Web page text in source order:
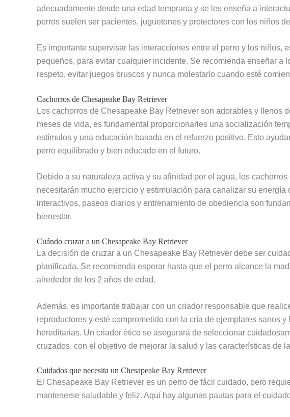
adecuadamente desde una edad temprana y se les enseña a
perros suelen ser pacientes, juguetones y protectores con los niños
Es importante supervisar las interacciones entre el perro y los niños,
pequeños, para evitar cualquier incidente. Se recomienda enseñar a
respeto, evitar juegos bruscos y nunca molestarlo cuando esté
Cachorros de Chesapeake Bay Retriever
Los cachorros de Chesapeake Bay Retriever son adorables y llenos
meses de vida, es fundamental proporcionarles una socialización
estímulos y una educación basada en el refuerzo positivo. Esto
perro equilibrado y bien educado en el futuro.
Debido a su naturaleza activa y su afinidad por el agua, los
necesitarán mucho ejercicio y estimulación para canalizar su energía
interactivos, paseos diarios y entrenamiento de obediencia son
bienestar.
Cuándo cruzar a un Chesapeake Bay Retriever
La decisión de cruzar a un Chesapeake Bay Retriever debe ser
planificada. Se recomienda esperar hasta que el perro alcance la
alrededor de los 2 años de edad.
Además, es importante trabajar con un criador responsable que
reproductores y esté comprometido con la cría de ejemplares sanos
hereditarias. Un criador ético se asegurará de seleccionar
cruzados, con el objetivo de mejorar la salud y las características de
Cuidados que necesita un Chesapeake Bay Retriever
El Chesapeake Bay Retriever es un perro de fácil cuidado, pero
mantenerse saludable y feliz. Aquí hay algunas pautas para el